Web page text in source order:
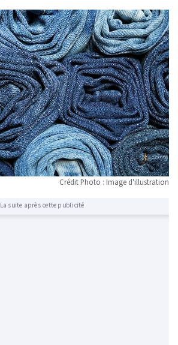
Crédit Photo : Image d'illustration
La suite après cette publicité